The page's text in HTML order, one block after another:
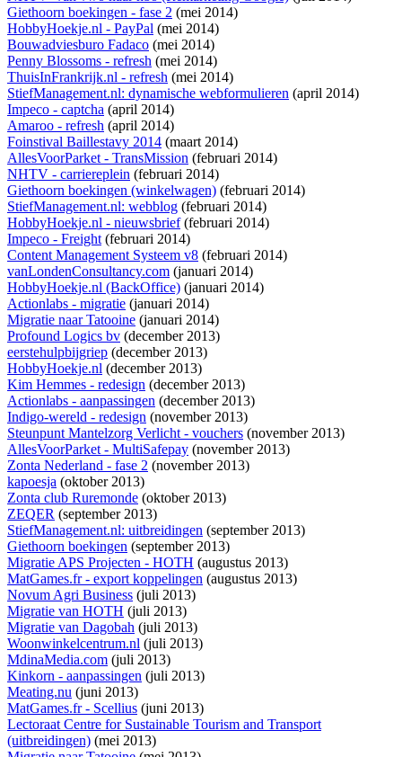
Giethoorn boekingen - fase 2 (mei 2014)
HobbyHoekje.nl - PayPal (mei 2014)
Bouwadviesburo Fadaco (mei 2014)
Penny Blossoms - refresh (mei 2014)
ThuisInFrankrijk.nl - refresh (mei 2014)
StiefManagement.nl: dynamische webformulieren (april 2014)
Impeco - captcha (april 2014)
Amaroo - refresh (april 2014)
Foinstival Baillestavy 2014 (maart 2014)
AllesVoorParket - TransMission (februari 2014)
NHTV - carriereplein (februari 2014)
Giethoorn boekingen (winkelwagen) (februari 2014)
StiefManagement.nl: webblog (februari 2014)
HobbyHoekje.nl - nieuwsbrief(februari 2014)
Impeco - Freight(februari 2014)
Content Management Systeem v8 (februari 2014)
vanLondenConsultancy.com (januari 2014)
HobbyHoekje.nl (BackOffice) (januari 2014)
Actionlabs - migratie (januari 2014)
Migratie naar Tatooine (januari 2014)
Profound Logics bv (december 2013)
eerstehulpbijgriep (december 2013)
HobbyHoekje.nl (december 2013)
Kim Hemmes - redesign (december 2013)
Actionlabs - aanpassingen (december 2013)
Indigo-wereld - redesign (november 2013)
Steunpunt Mantelzorg Verlicht - vouchers (november 2013)
AllesVoorParket - MultiSafepay (november 2013)
Zonta Nederland - fase 2 (november 2013)
kapoesja (oktober 2013)
Zonta club Ruremonde (oktober 2013)
ZEQER (september 2013)
StiefManagement.nl: uitbreidingen (september 2013)
Giethoorn boekingen (september 2013)
Migratie APS Projecten - HOTH (augustus 2013)
MatGames.fr - export koppelingen (augustus 2013)
Novum Agri Business (juli 2013)
Migratie van HOTH (juli 2013)
Migratie van Dagobah (juli 2013)
Woonwinkelcentrum.nl (juli 2013)
MdinaMedia.com (juli 2013)
Kinkorn - aanpassingen (juli 2013)
Meating.nu (juni 2013)
MatGames.fr - Scellius (juni 2013)
Lectoraat Centre for Sustainable Tourism and Transport
(uitbreidingen) (mei 2013)